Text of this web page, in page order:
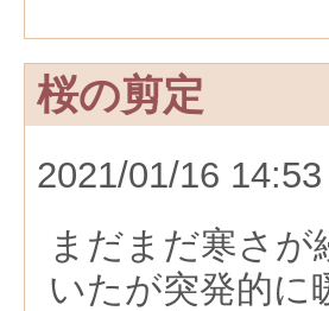
桜の剪定
2021/01/16 14:53
まだまだ寒さ
いたが突発的に